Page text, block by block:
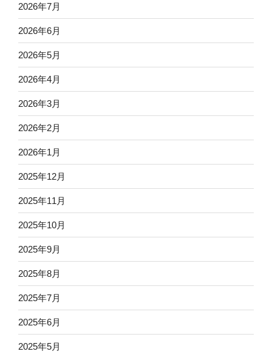
2026年7月
2026年6月
2026年5月
2026年4月
2026年3月
2026年2月
2026年1月
2025年12月
2025年11月
2025年10月
2025年9月
2025年8月
2025年7月
2025年6月
2025年5月